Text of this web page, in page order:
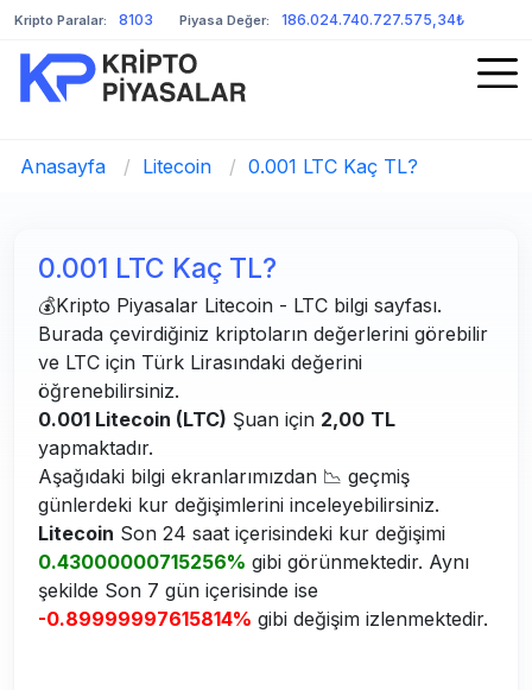
Kripto Paralar: 8103 Piyasa Değer: 186.024.740.727.575,34₺
Anasayfa / Litecoin / 0.001 LTC Kaç TL?
0.001 LTC Kaç TL?
💰Kripto Piyasalar Litecoin - LTC bilgi sayfası.
Burada çevirdiğiniz kriptoların değerlerini görebilir
ve LTC için Türk Lirasındaki değerini
öğrenebilirsiniz.
0.001 Litecoin (LTC) Şuan için 2,00 TL
yapmaktadır.
Aşağıdaki bilgi ekranlarımızdan 📉 geçmiş
günlerdeki kur değişimlerini inceleyebilirsiniz.
Litecoin Son 24 saat içerisindeki kur değişimi
0.43000000715256% gibi görünmektedir. Aynı
şekilde Son 7 gün içerisinde ise
-0.89999997615814% gibi değişim izlenmektedir.